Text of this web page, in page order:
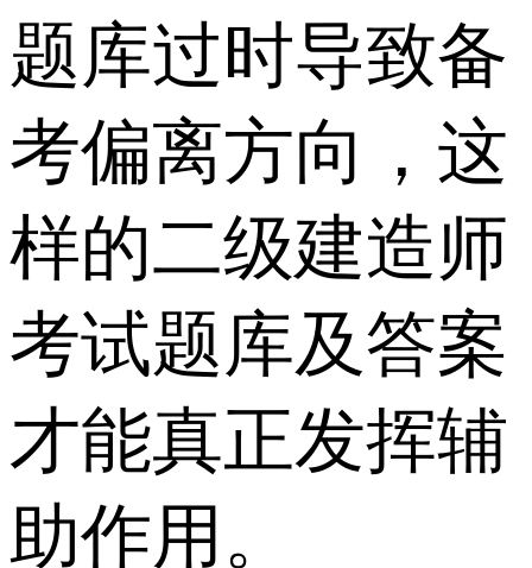
题库过时导致备
考偏离方向，这
样的二级建造师
考试题库及答案
才能真正发挥辅
助作用。